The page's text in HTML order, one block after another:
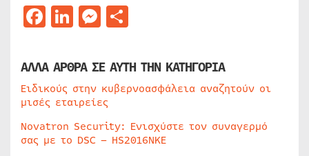
Facebook
LinkedIn
Messenger
ΑΛΛΑ ΑΡΘΡΑ ΣΕ ΑΥΤΗ ΤΗΝ ΚΑΤΗΓΟΡΙΑ
Ειδικούς στην κυβερνοασφάλεια αναζητούν οι
μισές εταιρείες
Novatron Security: Ενισχύστε τον συναγερμό
σας με το DSC – HS2016NKE